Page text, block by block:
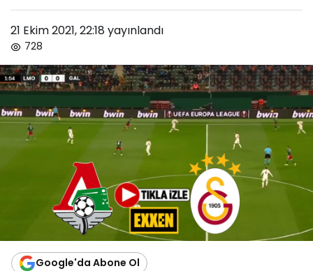
21 Ekim 2021, 22:18 yayınlandı
728
Google'da Abone Ol